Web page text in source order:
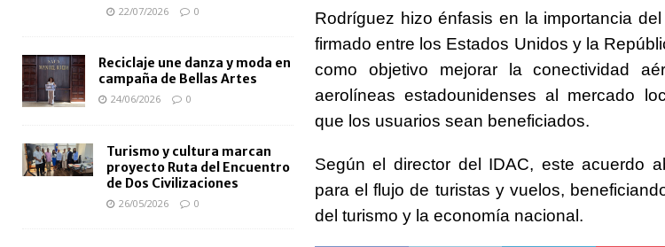
Rodríguez hizo énfasis en la importancia
firmado entre los Estados Unidos y la
como objetivo mejorar la conectividad
aerolíneas estadounidenses al mercado
que los usuarios sean beneficiados.
Según el director del IDAC, este acuerdo
para el flujo de turistas y vuelos,
del turismo y la economía nacional.
22/07/2026 0
Reciclaje une danza y moda en
campaña de Bellas Artes
24/06/2026 0
Turismo y cultura marcan
proyecto Ruta del Encuentro
de Dos Civilizaciones
26/05/2026 0